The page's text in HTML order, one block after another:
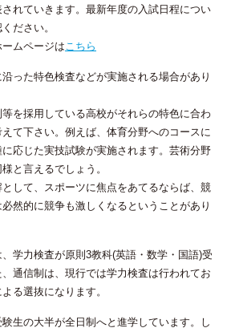
れていきます。最新年度の入試日程につい
ださい。
ムページはこちら
った特色検査などが実施される場合があり
を採用している高校がそれらの特色に合わ
て下さい。例えば、体育分野へのコースに
応じた実技試験が実施されます。芸術分野
と言えるでしょう。
して、スポーツに焦点をあてるならば、競
然的に競争も激しくなるということがあり
学力検査が原則3教科(英語・数学・国語)受
通信制は、現行では学力検査は行われてお
る選抜になります。
生の大半が全日制へと進学しています。し